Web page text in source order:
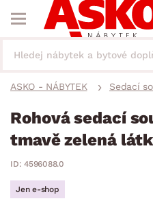
ASKO - NÁBYTEK Sedací
Rohová sedací
tmavě zelená
ID: 4596088.0
Jen e-shop